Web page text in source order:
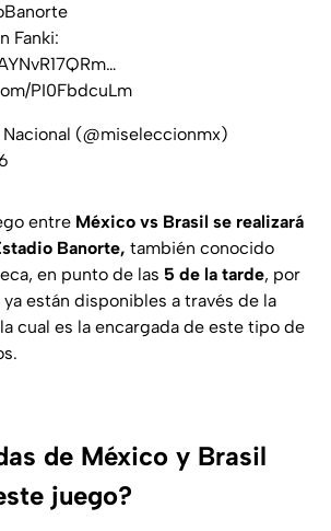
Fanki:
…
PI0FbdcuLm
(@miseleccionmx)
entre México vs Brasil se realizará
Banorte, también conocido
en punto de las 5 de la tarde, por
están disponibles a través de la
cual es la encargada de este tipo de
de México y Brasil
juego?